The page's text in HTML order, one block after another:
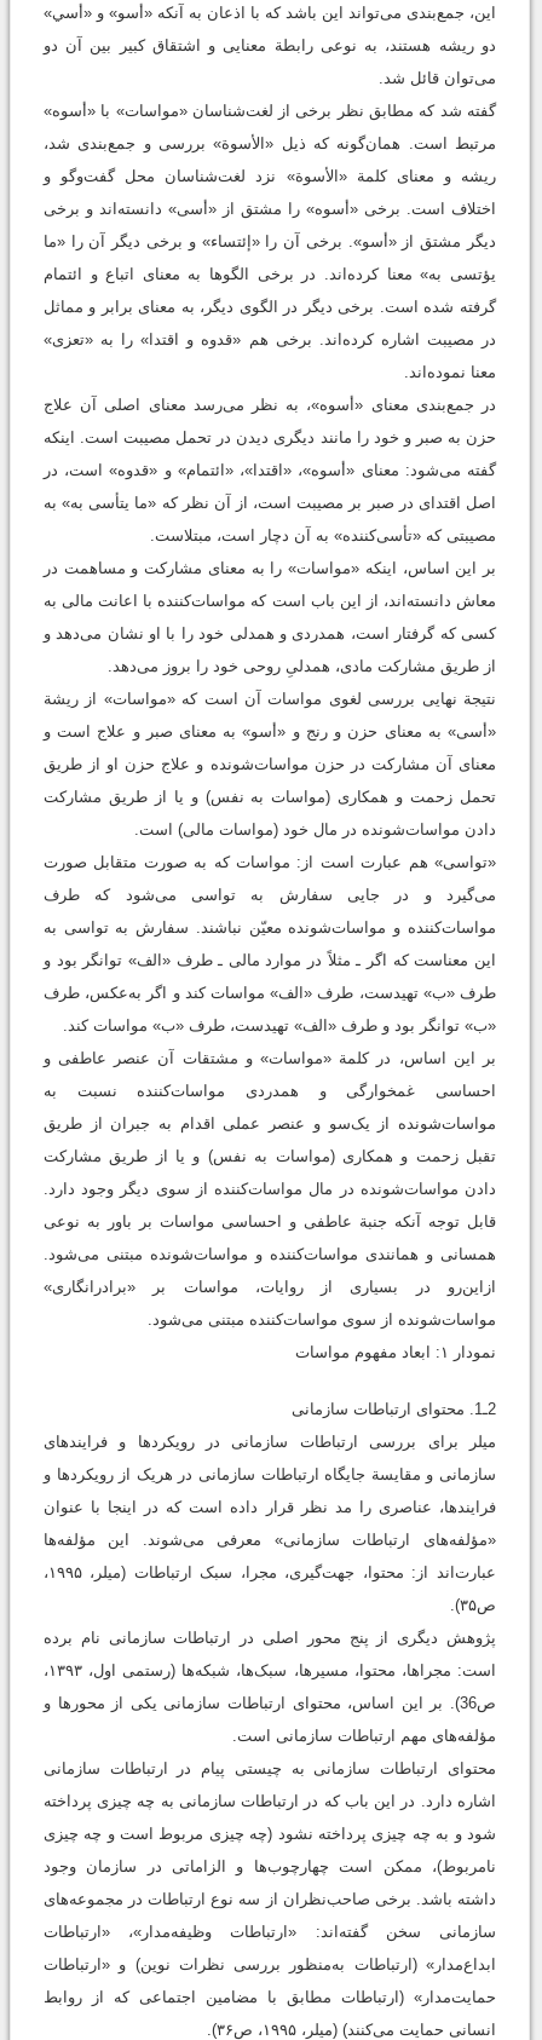
این، جمع‌بندی می‌تواند این باشد که با اذعان به آنکه «أسو» و «أسي»
دو ریشه هستند، به نوعی رابطة معنایی و اشتقاق کبیر بین آن دو
می‌توان قائل شد.
گفته شد که مطابق نظر برخی از لغت‌شناسان «مواسات» با «أسوه»
مرتبط است. همان‌گونه که ذیل «الأسوة» بررسی و جمع‌بندی شد،
ریشه و معنای کلمة «الأسوة» نزد لغت‌شناسان محل گفت‌وگو و
اختلاف است. برخی «أسوه» را مشتق از «أسی» دانسته‌اند و برخی
دیگر مشتق از «أسو». برخی آن را «إئتساء» و برخی دیگر آن را «ما
یؤتسی به» معنا کرده‌اند. در برخی الگوها به معنای اتباع و ائتمام
گرفته شده است. برخی دیگر در الگوی دیگر، به معنای برابر و مماثل
در مصیبت اشاره کرده‌اند. برخی هم «قدوه و اقتدا» را به «تعزی»
معنا نموده‌اند.
در جمع‌بندی معنای «أسوه»، به نظر می‌رسد معنای اصلی آن علاج
حزن به صبر و خود را مانند دیگری دیدن در تحمل مصیبت است. اینکه
گفته می‌شود: معنای «أسوه»، «اقتدا»، «ائتمام» و «قدوه» است، در
اصل اقتدای در صبر بر مصیبت است، از آن نظر که «ما یتأسی به» به
مصیبتی که «تأسی‌کننده» به آن دچار است، مبتلاست.
بر این اساس، اینکه «مواسات» را به معنای مشارکت و مساهمت در
معاش دانسته‌اند، از این باب است که مواسات‌کننده با اعانت مالی به
کسی که گرفتار است، همدردی و همدلی خود را با او نشان می‌دهد و
از طریق مشارکت مادی، همدلیِ روحی خود را بروز می‌دهد.
نتیجة نهایی بررسی لغوی مواسات آن است که «مواسات» از ریشة
«أسی» به معنای حزن و رنج و «أسو» به معنای صبر و علاج است و
معنای آن مشارکت در حزن مواسات‌شونده و علاج حزن او از طریق
تحمل زحمت و همکاری (مواسات به نفس) و یا از طریق مشارکت
دادن مواسات‌شونده در مال خود (مواسات مالی) است.
«تواسی» هم عبارت است از: مواسات که به صورت متقابل صورت
می‌گیرد و در جایی سفارش به تواسی می‌شود که طرف
مواسات‌کننده و مواسات‌شونده معیّن نباشند. سفارش به تواسی به
این معناست که اگر ـ مثلاً در موارد مالی ـ طرف «الف» توانگر بود و
طرف «ب» تهیدست، طرف «الف» مواسات کند و اگر به‌عکس، طرف
«ب» توانگر بود و طرف «الف» تهیدست، طرف «ب» مواسات کند.
بر این اساس، در کلمة «مواسات» و مشتقات آن عنصر عاطفی و
احساسی غمخوارگی و همدردی مواسات‌کننده نسبت به
مواسات‌شونده از یک‌سو و عنصر عملی اقدام به جبران از طریق
تقبل زحمت و همکاری (مواسات به نفس) و یا از طریق مشارکت
دادن مواسات‌شونده در مال مواسات‌کننده از سوی دیگر وجود دارد.
قابل توجه آنکه جنبة عاطفی و احساسی مواسات بر باور به نوعی
همسانی و همانندی مواسات‌‌کننده و مواسات‌شونده مبتنی می‌شود.
ازاین‌رو در بسیاری از روایات، مواسات بر «برادرانگاری»
مواسات‌شونده از سوی مواسات‌کننده مبتنی می‌شود.
نمودار ۱: ابعاد مفهوم مواسات
2ـ1. محتوای ارتباطات سازمانی
میلر برای بررسی ارتباطات سازمانی در رویکردها و فرایندهای
سازمانی و مقایسة جایگاه ارتباطات سازمانی در هریک از رویکردها و
فرایندها، عناصری را مد نظر قرار داده است که در اینجا با عنوان
«مؤلفه‌های ارتباطات سازمانی» معرفی می‌شوند. این مؤلفه‌ها
عبارت‌اند از: محتوا، جهت‌گیری، مجرا، سبک ارتباطات (میلر، ۱۹۹۵،
ص۳۵).
پژوهش دیگری از پنج محور اصلی در ارتباطات سازمانی نام برده
است: مجرا‌ها، محتوا، مسیرها، سبک‌ها، شبکه‌ها ‏(رستمی اول، ۱۳۹۳،
ص36). بر این اساس، محتوای ارتباطات سازمانی یکی از محورها و
مؤلفه‌های مهم ارتباطات سازمانی است.
محتوای ارتباطات سازمانی به چیستی پیام در ارتباطات سازمانی
اشاره دارد. در این باب که در ارتباطات سازمانی به چه چیزی پرداخته
شود و به چه چیزی پرداخته نشود (چه چیزی مربوط است و چه چیزی
نامربوط)، ممکن است چهارچوب‌ها و الزاماتی در سازمان وجود
داشته باشد. برخی صاحب‌نظران از سه نوع ارتباطات در مجموعه‌های
سازمانی سخن گفته‌اند: «ارتباطات وظیفه‌مدار»، «ارتباطات
ابداع‌مدار» (ارتباطات به‌منظور بررسی نظرات نوین) و «ارتباطات
حمایت‌مدار» (ارتباطات مطابق با مضامین اجتماعی که از روابط
انسانی حمایت می‌کنند) (میلر، ۱۹۹۵، ص۳۶).